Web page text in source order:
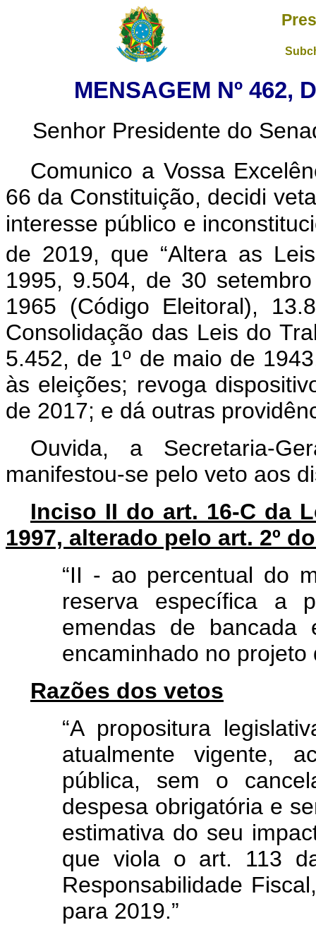
MENSAGEM Nº 462,
Senhor Presidente do
Comunico a Vossa
66 da Constituição, decidi
interesse público e
de 2019, que “Altera as
1995, 9.504, de 30
1965 (Código Eleitoral),
Consolidação das Leis do
5.452, de 1º de maio de
às eleições; revoga
de 2017; e dá outras
Ouvida, a Secretaria-
manifestou-se pelo veto aos
Inciso II do art. 16-C da
1997, alterado pelo art. 2º
“II - ao percentual do
reserva específica a
emendas de bancada
encaminhado no projeto
Razões dos vetos
“A propositura
atualmente vigente,
pública, sem o
despesa obrigatória e
estimativa do seu
que viola o art. 113
Responsabilidade
para 2019.”